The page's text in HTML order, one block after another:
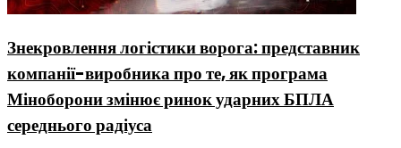
Знекровлення логістики ворога: представник
компанії-виробника про те, як програма
Міноборони змінює ринок ударних БПЛА
середнього радіуса